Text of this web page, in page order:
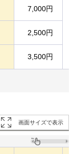
7,000円
2,500円
3,500円
画面サイズで表示